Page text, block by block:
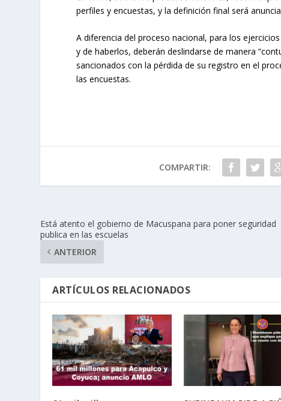
perfiles y encuestas, y la definición final será
A diferencia del proceso nacional, para los
y de haberlos, deberán deslindarse de manera
sancionados con la pérdida de su registro en el
las encuestas.
COMPARTIR:
Está atento el gobierno de Macuspana para poner seguridad
publica en las escuelas
ANTERIOR
ARTÍCULOS RELACIONADOS